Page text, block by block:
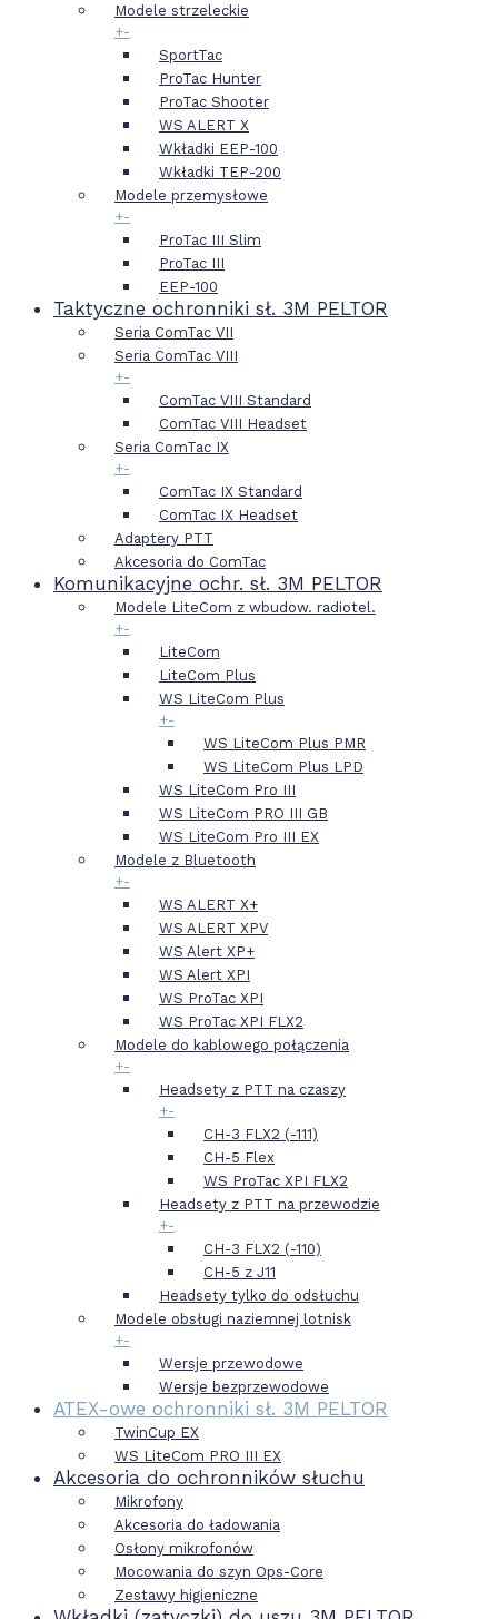
Modele strzeleckie
+-
SportTac
ProTac Hunter
ProTac Shooter
WS ALERT X
Wkładki EEP-100
Wkładki TEP-200
Modele przemysłowe
+-
ProTac III Slim
ProTac III
EEP-100
Taktyczne ochronniki sł. 3M PELTOR
Seria ComTac VII
Seria ComTac VIII
+-
ComTac VIII Standard
ComTac VIII Headset
Seria ComTac IX
+-
ComTac IX Standard
ComTac IX Headset
Adaptery PTT
Akcesoria do ComTac
Komunikacyjne ochr. sł. 3M PELTOR
Modele LiteCom z wbudow. radiotel.
+-
LiteCom
LiteCom Plus
WS LiteCom Plus
+-
WS LiteCom Plus PMR
WS LiteCom Plus LPD
WS LiteCom Pro III
WS LiteCom PRO III GB
WS LiteCom Pro III EX
Modele z Bluetooth
+-
WS ALERT X+
WS ALERT XPV
WS Alert XP+
WS Alert XPI
WS ProTac XPI
WS ProTac XPI FLX2
Modele do kablowego połączenia
+-
Headsety z PTT na czaszy
+-
CH-3 FLX2 (-111)
CH-5 Flex
WS ProTac XPI FLX2
Headsety z PTT na przewodzie
+-
CH-3 FLX2 (-110)
CH-5 z J11
Headsety tylko do odsłuchu
Modele obsługi naziemnej lotnisk
+-
Wersje przewodowe
Wersje bezprzewodowe
ATEX-owe ochronniki sł. 3M PELTOR
TwinCup EX
WS LiteCom PRO III EX
Akcesoria do ochronników słuchu
Mikrofony
Akcesoria do ładowania
Osłony mikrofonów
Mocowania do szyn Ops-Core
Zestawy higieniczne